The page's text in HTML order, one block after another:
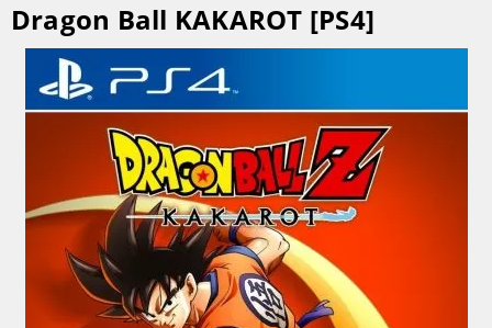
Dragon Ball KAKAROT [PS4]